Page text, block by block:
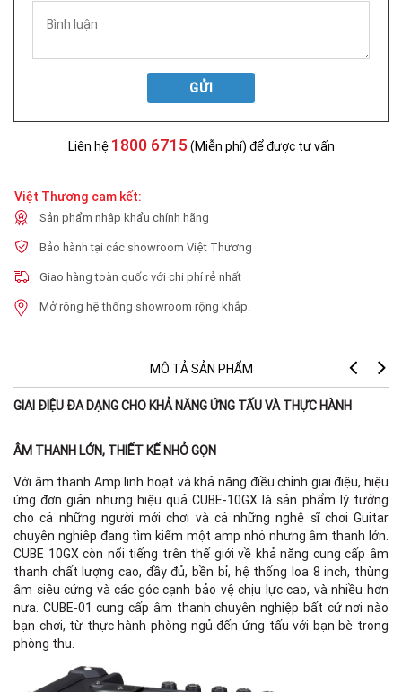
GỬI
Liên hệ 1800 6715 (Miễn phí) để được tư vấn
Việt Thương cam kết:
Sản phẩm nhập khẩu chính hãng
Bảo hành tại các showroom Việt Thương
Giao hàng toàn quốc với chi phí rẻ nhất
Mở rộng hệ thống showroom rộng khắp.
MÔ TẢ SẢN PHẨM
GIAI ĐIỆU ĐA DẠNG CHO KHẢ NĂNG ỨNG TẤU VÀ THỰC HÀNH
ÂM THANH LỚN, THIẾT KẾ NHỎ GỌN
Với âm thanh Amp linh hoạt và khả năng điều chỉnh giai điệu, hiệu
ứng đơn giản nhưng hiệu quả CUBE-10GX là sản phẩm lý tưởng
cho cả những người mới chơi và cả những nghệ sĩ chơi Guitar
chuyên nghiêp đang tìm kiếm một amp nhỏ nhưng âm thanh lớn.
CUBE 10GX còn nổi tiếng trên thế giới về khả năng cung cấp âm
thanh chất lượng cao, đầy đủ, bền bỉ, hệ thống loa 8 inch, thùng
âm siêu cứng và các góc cạnh bảo vệ chịu lực cao, và nhiều hơn
nưa. CUBE-01 cung cấp âm thanh chuyên nghiệp bất cứ nơi nào
bạn chơi, từ thực hành phòng ngủ đến ứng tấu với bạn bè trong
phòng thu.